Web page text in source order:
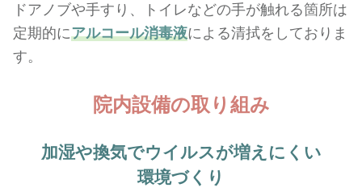
ドアノブや手すり、トイレなどの手が触れる箇所は
定期的にアルコール消毒液による清拭をしておりま
す。
院内設備の取り組み
加湿や換気でウイルスが増えにくい
環境づくり